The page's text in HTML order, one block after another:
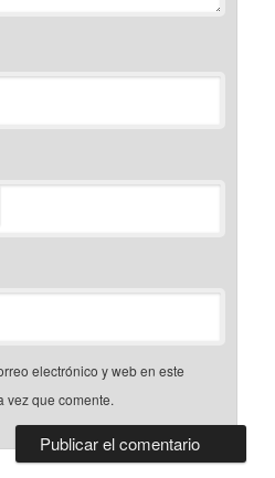
electrónico y web en este
vez que comente.